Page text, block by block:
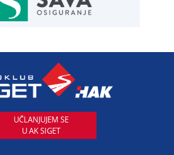
VOZILA
UČLANJUJEM SE
U AK SIGET